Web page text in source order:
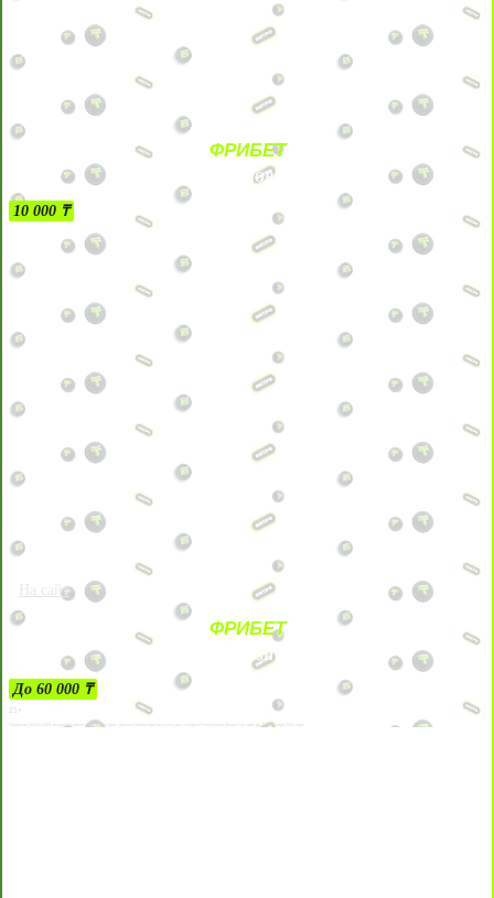
ФРИБЕТ
БЕЗ УСЛОВИЙ
10 000 ₸
На сайт
ФРИБЕТ
ЗА ДЕПОЗИТЫ
До 60 000 ₸
21+
Лицензии №24514359, выданной комитетом индустрии туризма Министерства культуры и спорта Республики Казахстан срок до 27 сентября 2034 года.